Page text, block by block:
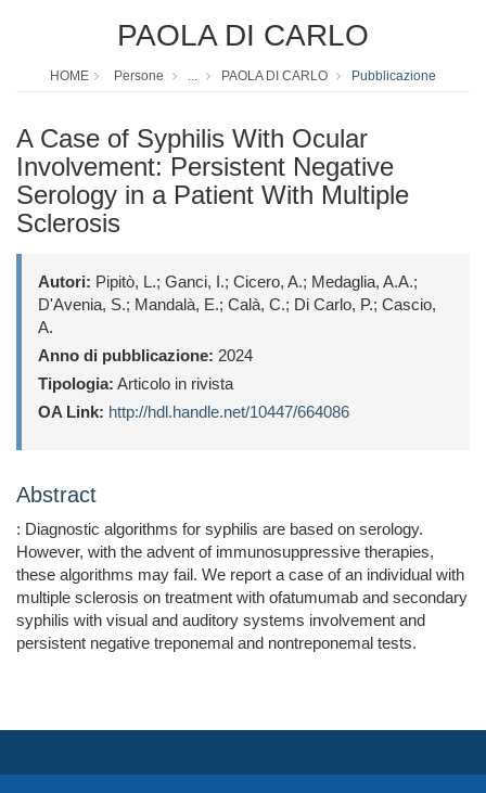
PAOLA DI CARLO
HOME Persone ... PAOLA DI CARLO Pubblicazione
A Case of Syphilis With Ocular
Involvement: Persistent Negative
Serology in a Patient With Multiple
Sclerosis
Autori: Pipitò, L.; Ganci, I.; Cicero, A.; Medaglia, A.A.;
D'Avenia, S.; Mandalà, E.; Calà, C.; Di Carlo, P.; Cascio,
A.
Anno di pubblicazione: 2024
Tipologia: Articolo in rivista
OA Link: http://hdl.handle.net/10447/664086
Abstract
: Diagnostic algorithms for syphilis are based on serology.
However, with the advent of immunosuppressive therapies,
these algorithms may fail. We report a case of an individual with
multiple sclerosis on treatment with ofatumumab and secondary
syphilis with visual and auditory systems involvement and
persistent negative treponemal and nontreponemal tests.